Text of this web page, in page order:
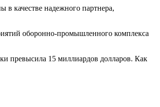
в качестве надежного партнера,
оборонно-промышленного комплекса
превысила 15 миллиардов долларов. Как